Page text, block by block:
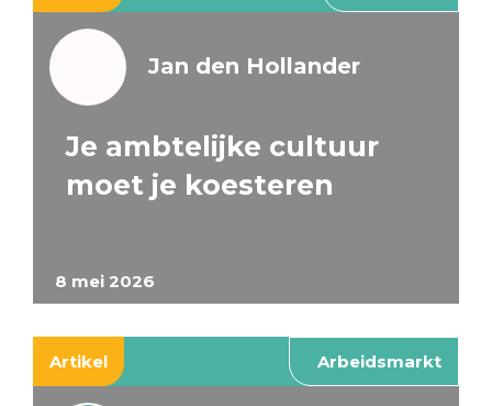
8 mei 2026
Jan den Hollander
Je ambtelijke cultuur
moet je koesteren
Artikel Arbeidsmarkt